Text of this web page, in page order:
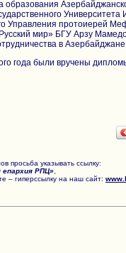
Управления протоиерей
мир» БГУ Арзу
в
года были вручены
просьба указывать ссылку:
епархия РПЦ»
– гиперссылку на наш сайт: